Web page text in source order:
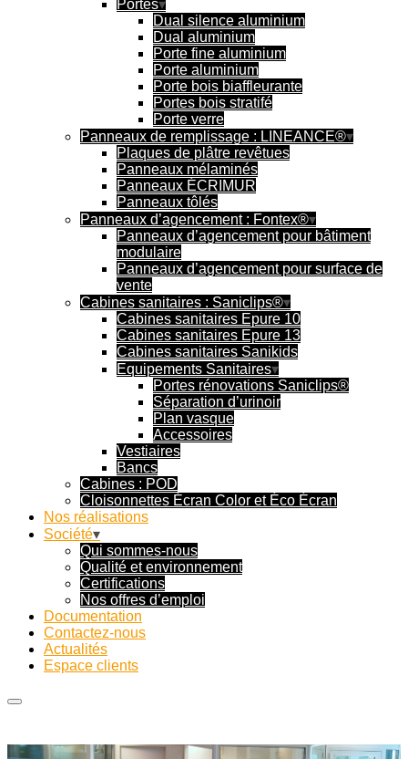
Portes
Dual silence aluminium
Dual aluminium
Porte fine aluminium
Porte aluminium
Porte bois biaffleurante
Portes bois stratifé
Porte verre
Panneaux de remplissage : LINEANCE®
Plaques de plâtre revêtues
Panneaux mélaminés
Panneaux ÉCRIMUR
Panneaux tôlés
Panneaux d’agencement : Fontex®
Panneaux d’agencement pour bâtiment
modulaire
Panneaux d’agencement pour surface de
vente
Cabines sanitaires : Saniclips®
Cabines sanitaires Epure 10
Cabines sanitaires Epure 13
Cabines sanitaires Sanikids
Equipements Sanitaires
Portes rénovations Saniclips®
Séparation d’urinoir
Plan vasque
Accessoires
Vestiaires
Bancs
Cabines : POD
Cloisonnettes Écran Color et Éco Écran
Nos réalisations
Société
Qui sommes-nous
Qualité et environnement
Certifications
Nos offres d’emploi
Documentation
Contactez-nous
Actualités
Espace clients